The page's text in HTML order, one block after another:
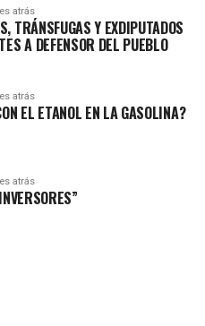
atrás
TRÁNSFUGAS Y EXDIPUTADOS
A DEFENSOR DEL PUEBLO
atrás
EL ETANOL EN LA GASOLINA?
atrás